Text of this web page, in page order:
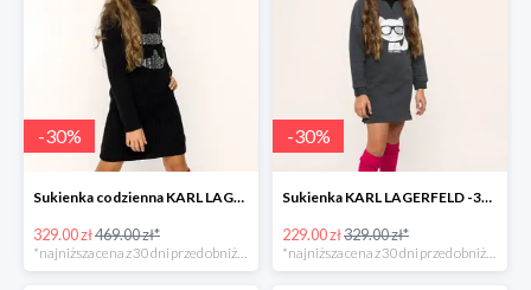
-30%
Sukienka codzienna KARL LAGERFELD -30%
329.00 zł469.00 zł*
*najniższa cena z 30 dni przed obniżką
-30%
Sukienka KARL LAGERFELD -30%
229.00 zł329.00 zł*
*najniższa cena z 30 dni przed obniżką